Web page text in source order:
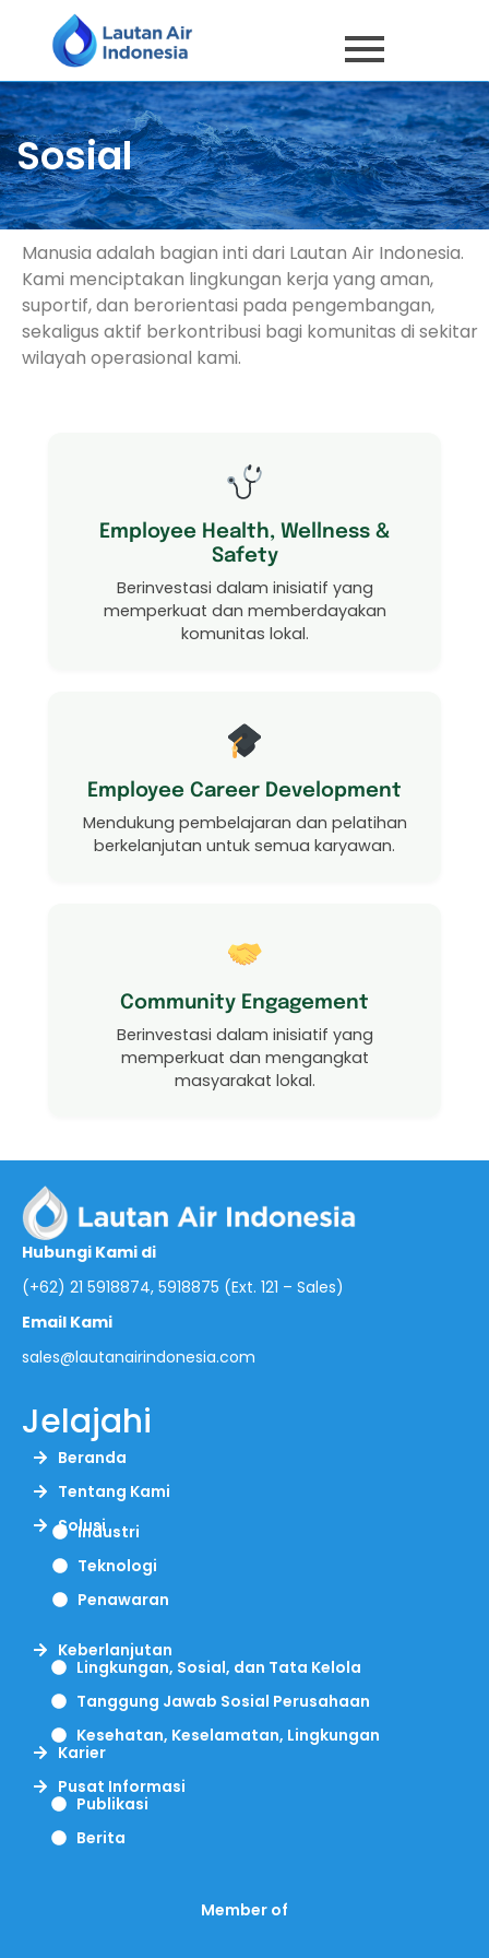
Sosial
Manusia adalah bagian inti dari Lautan Air Indonesia.
Kami menciptakan lingkungan kerja yang aman,
suportif, dan berorientasi pada pengembangan,
sekaligus aktif berkontribusi bagi komunitas di sekitar
wilayah operasional kami.
Employee Health, Wellness &
Safety
Berinvestasi dalam inisiatif yang
memperkuat dan memberdayakan
komunitas lokal.
Employee Career Development
Mendukung pembelajaran dan pelatihan
berkelanjutan untuk semua karyawan.
Community Engagement
Berinvestasi dalam inisiatif yang
memperkuat dan mengangkat
masyarakat lokal.
Hubungi Kami di
(+62) 21 5918874, 5918875 (Ext. 121 – Sales)
Email Kami
sales@lautanairindonesia.com
Jelajahi
Beranda
Tentang Kami
Solusi
Industri
Teknologi
Penawaran
Keberlanjutan
Lingkungan, Sosial, dan Tata Kelola
Tanggung Jawab Sosial Perusahaan
Kesehatan, Keselamatan, Lingkungan
Karier
Pusat Informasi
Publikasi
Berita
Member of